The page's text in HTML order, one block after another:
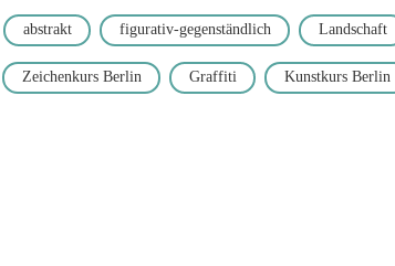
abstrakt figurativ-gegenständlich Landschaft
Zeichenkurs Berlin Graffiti Kunstkurs Berlin